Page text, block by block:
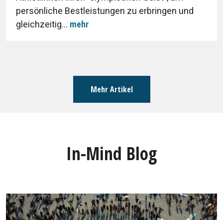
persönliche Bestleistungen zu erbringen und
gleichzeitig... mehr
Mehr Artikel
In-Mind Blog